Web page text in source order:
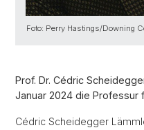
Foto: Perry Hastings/Downing
Prof. Dr. Cédric
Januar 2024 die Professur
Cédric Scheidegger